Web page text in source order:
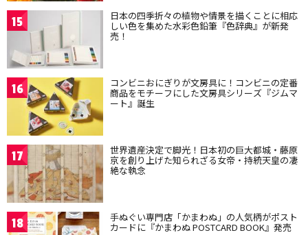
15 日本の四季折々の植物や情景を描くことに相応
しい色を集めた水彩色鉛筆『色辞典』が新発
売！
16 コンビニおにぎりが文房具に！コンビニの定番
商品をモチーフにした文房具シリーズ『ジムマ
ート』誕生
17 世界遺産決定で脚光！日本初の巨大都城・藤原
京を創り上げた知られざる女帝・持統天皇の凄
絶な執念
18 手ぬぐい専門店「かまわぬ」の人気柄がポスト
カードに『かまわぬ POSTCARD BOOK』発売